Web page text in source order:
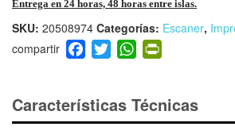
Entrega en 24 horas, 48 horas entre islas.
SKU: 20508974 Categorías: Escaner,
F
a
e
b
T
wi
er
W
h
s
A
ri
e
Características Técnicas